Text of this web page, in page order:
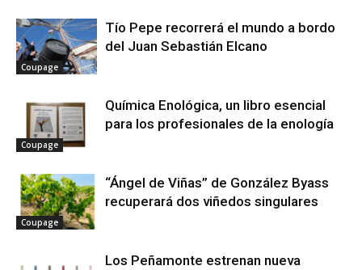
Coupage
Tío Pepe recorrerá el mundo a bordo
del Juan Sebastián Elcano
Coupage
Química Enológica, un libro esencial
para los profesionales de la enología
Coupage
“Ángel de Viñas” de González Byass
recuperará dos viñedos singulares
Los Peñamonte estrenan nueva